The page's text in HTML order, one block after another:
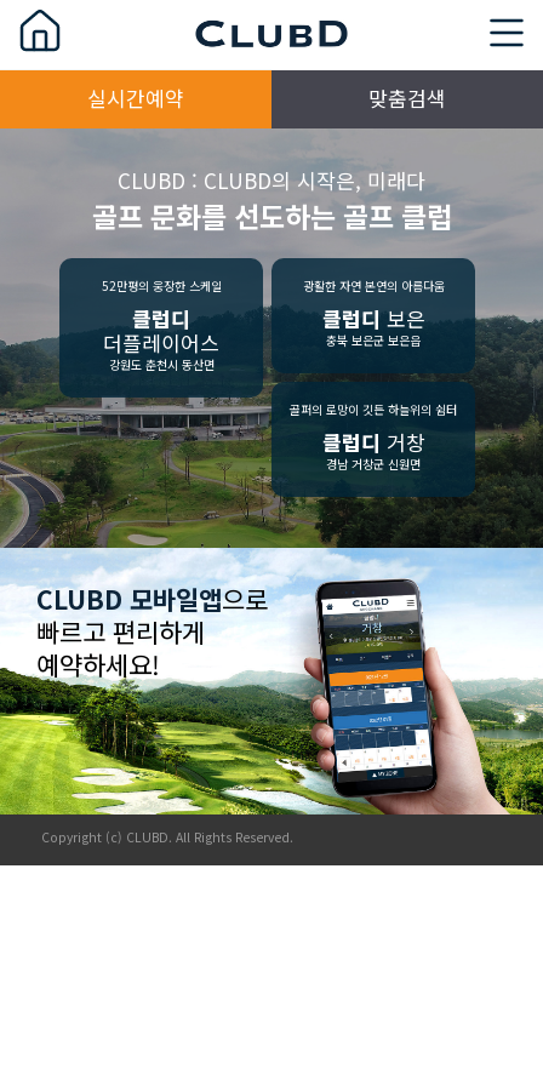
실시간예약 맞춤검색
CLUBD : CLUBD의 시작은, 미래다
골프 문화를 선도하는 골프 클럽
52만평의 웅장한 스케일
클럽디
더플레이어스
강원도 춘천시 동산면
광활한 자연 본연의 아름다움
클럽디 보은
충북 보은군 보은읍
골퍼의 로망이 깃든 하늘위의 쉼터
클럽디 거창
경남 거창군 신원면
CLUBD 모바일앱으로
빠르고 편리하게
예약하세요!
Copyright (c) CLUBD. All Rights Reserved.